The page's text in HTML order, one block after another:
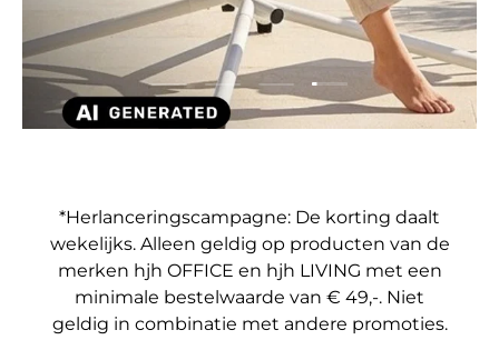
Dia laden 1 van 4
Dia laden 2 van 4
Dia laden 3 van 4
Dia laden 4 van 4
*Herlanceringscampagne: De korting daalt
wekelijks. Alleen geldig op producten van de
merken hjh OFFICE en hjh LIVING met een
minimale bestelwaarde van € 49,-. Niet
geldig in combinatie met andere promoties.